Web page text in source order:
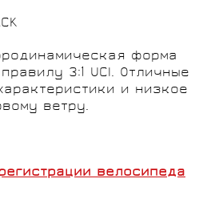
форма
3:1 UCI. Отличные
и низкое
ветру.
велосипеда